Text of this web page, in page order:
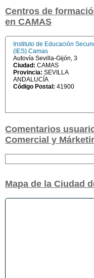
Centros de
en CAMAS
Instituto de Educación
(IES) Camas
Autovía Sevilla-Gijón, 3
Ciudad: CAMAS
Provincia: SEVILLA
ANDALUCÍA
Código Postal: 41900
Comentarios
Comercial y
Mapa de la Ciudad